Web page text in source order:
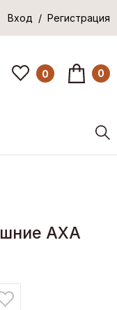
Вход / Регистрация
0 0
AXA